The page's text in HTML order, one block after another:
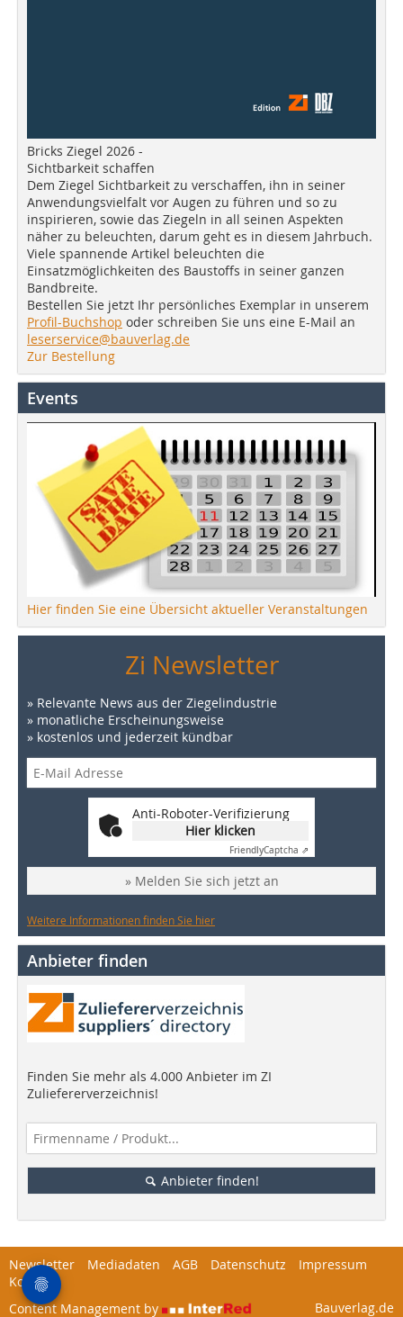
Bricks Ziegel 2026 -
Sichtbarkeit schaffen
Dem Ziegel Sichtbarkeit zu verschaffen, ihn in seiner
Anwendungsvielfalt vor Augen zu führen und so zu
inspirieren, sowie das Ziegeln in all seinen Aspekten
näher zu beleuchten, darum geht es in diesem Jahrbuch.
Viele spannende Artikel beleuchten die
Einsatzmöglichkeiten des Baustoffs in seiner ganzen
Bandbreite.
Bestellen Sie jetzt Ihr persönliches Exemplar in unserem
Profil-Buchshop oder schreiben Sie uns eine E-Mail an
leserservice@bauverlag.de
Zur Bestellung
Events
Hier finden Sie eine Übersicht aktueller Veranstaltungen
Zi Newsletter
» Relevante News aus der Ziegelindustrie
» monatliche Erscheinungsweise
» kostenlos und jederzeit kündbar
Anti-Roboter-Verifizierung
Hier klicken
FriendlyCaptcha ⇗
» Melden Sie sich jetzt an
Weitere Informationen finden Sie hier
Anbieter finden
Finden Sie mehr als 4.000 Anbieter im ZI
Zuliefererverzeichnis!
Anbieter finden!
Newsletter Mediadaten AGB Datenschutz
Impressum
Kontakt
Content Management by
Bauverlag.de